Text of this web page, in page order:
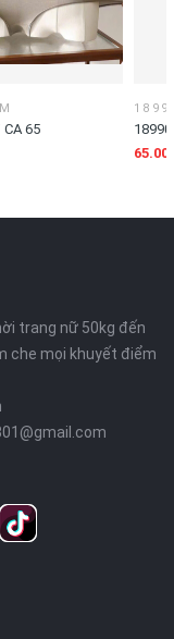
CA 65
trang nữ 50kg đến
che mọi khuyết điểm